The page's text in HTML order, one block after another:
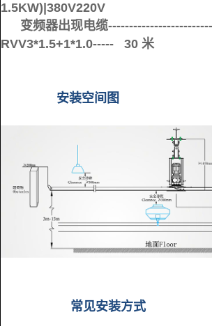
1.5KW)|380V220V
变频器出现电缆
RVV3*1.5+1*1.0----- 30 米
安装空间图
常见安装方式